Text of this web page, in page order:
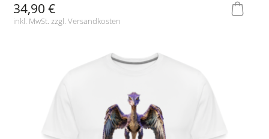
34,90 €
inkl. MwSt. zzgl.Versandkosten